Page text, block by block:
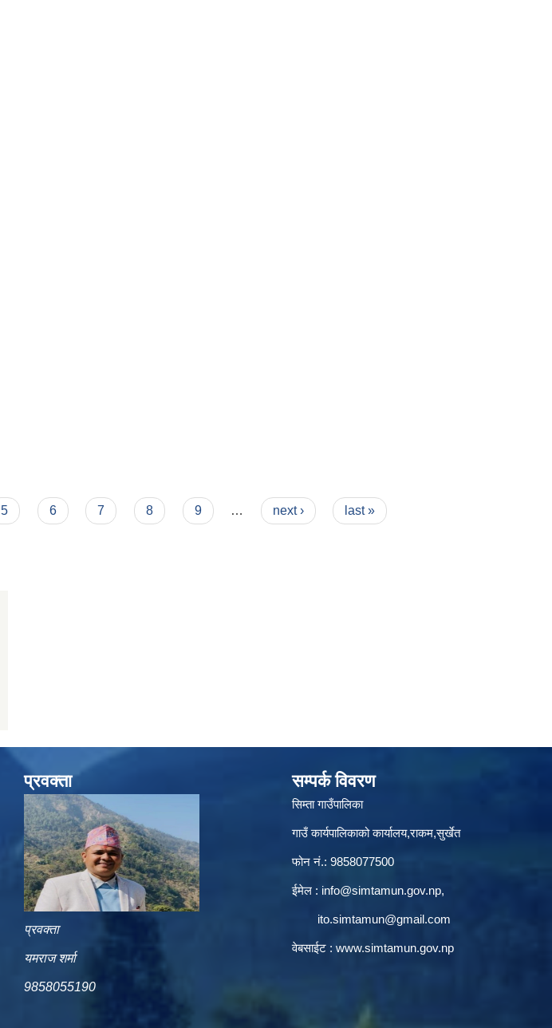
5 6 7 8 9 … next › last »
प्रवक्ता
प्रवक्ता
यमराज शर्मा
9858055190
सम्पर्क विवरण
सिम्ता गाउँपालिका
गाउँ कार्यपालिकाको कार्यालय,राकम,सुर्खेत
फोन नं.: 9858077500
ईमेल‌ : info@simtamun.gov.np,
ito.simtamun@gmail.com
वेबसाईट : www.simtamun.gov.np